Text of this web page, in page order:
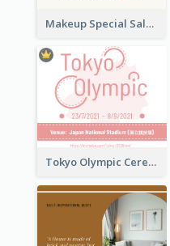
Makeup Special Sale Facebook Post
Tokyo Olympic Ceremony Facebook Post